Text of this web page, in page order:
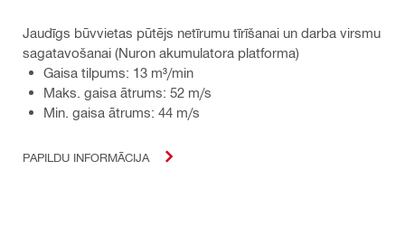
Jaudīgs būvvietas pūtējs netīrumu tīrīšanai un darba virsmu
sagatavošanai (Nuron akumulatora platforma)
Gaisa tilpums: 13 m³/min
Maks. gaisa ātrums: 52 m/s
Min. gaisa ātrums: 44 m/s
PAPILDU INFORMĀCIJA